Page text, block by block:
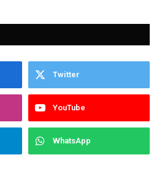
Twitter
YouTube
WhatsApp